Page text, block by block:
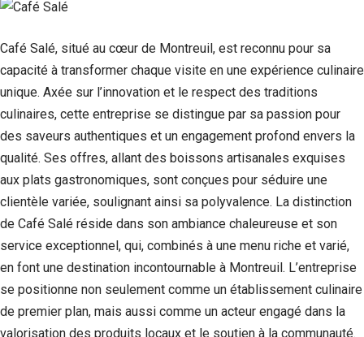
Café Salé, situé au cœur de Montreuil, est reconnu pour sa
capacité à transformer chaque visite en une expérience culinaire
unique. Axée sur l’innovation et le respect des traditions
culinaires, cette entreprise se distingue par sa passion pour
des saveurs authentiques et un engagement profond envers la
qualité. Ses offres, allant des boissons artisanales exquises
aux plats gastronomiques, sont conçues pour séduire une
clientèle variée, soulignant ainsi sa polyvalence. La distinction
de Café Salé réside dans son ambiance chaleureuse et son
service exceptionnel, qui, combinés à une menu riche et varié,
en font une destination incontournable à Montreuil. L’entreprise
se positionne non seulement comme un établissement culinaire
de premier plan, mais aussi comme un acteur engagé dans la
valorisation des produits locaux et le soutien à la communauté.